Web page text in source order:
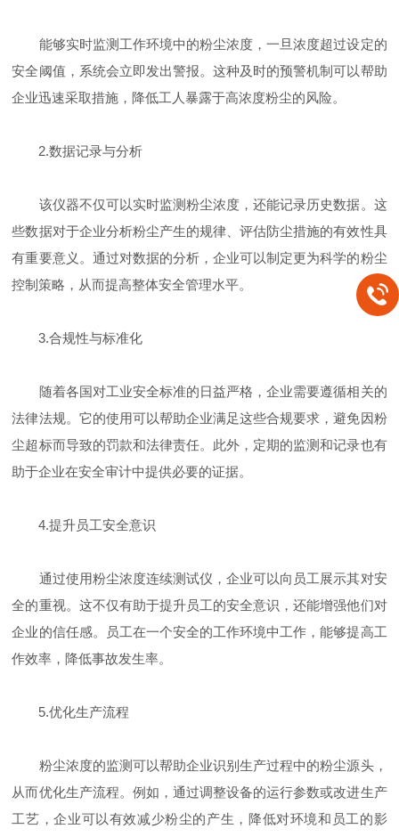
能够实时监测工作环境中的粉尘浓度，一旦浓度超过设定的
安全阈值，系统会立即发出警报。这种及时的预警机制可以帮助
企业迅速采取措施，降低工人暴露于高浓度粉尘的风险。
2.数据记录与分析
该仪器不仅可以实时监测粉尘浓度，还能记录历史数据。这
些数据对于企业分析粉尘产生的规律、评估防尘措施的有效性具
有重要意义。通过对数据的分析，企业可以制定更为科学的粉尘
控制策略，从而提高整体安全管理水平。
3.合规性与标准化
随着各国对工业安全标准的日益严格，企业需要遵循相关的
法律法规。它的使用可以帮助企业满足这些合规要求，避免因粉
尘超标而导致的罚款和法律责任。此外，定期的监测和记录也有
助于企业在安全审计中提供必要的证据。
4.提升员工安全意识
通过使用粉尘浓度连续测试仪，企业可以向员工展示其对安
全的重视。这不仅有助于提升员工的安全意识，还能增强他们对
企业的信任感。员工在一个安全的工作环境中工作，能够提高工
作效率，降低事故发生率。
5.优化生产流程
粉尘浓度的监测可以帮助企业识别生产过程中的粉尘源头，
从而优化生产流程。例如，通过调整设备的运行参数或改进生产
工艺，企业可以有效减少粉尘的产生，降低对环境和员工的影